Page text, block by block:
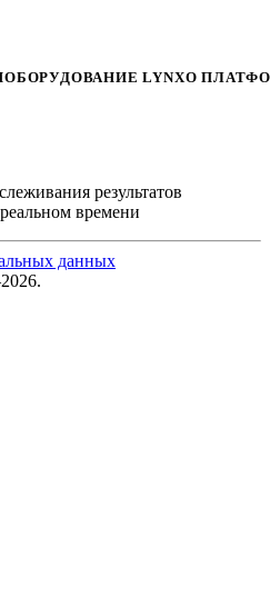
ОБОРУДОВАНИЕ LYNXО
результатов
времени
данных